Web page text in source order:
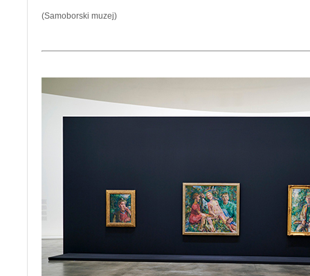
(Samoborski muzej)